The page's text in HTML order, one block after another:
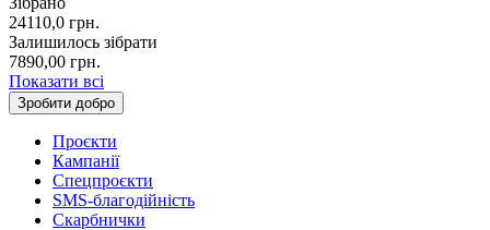
24110,0 грн.
Залишилось зібрати
7890,00 грн.
Показати всі
Зробити добро
Проєкти
Кампанії
Спецпроєкти
SMS-благодійність
Скарбнички